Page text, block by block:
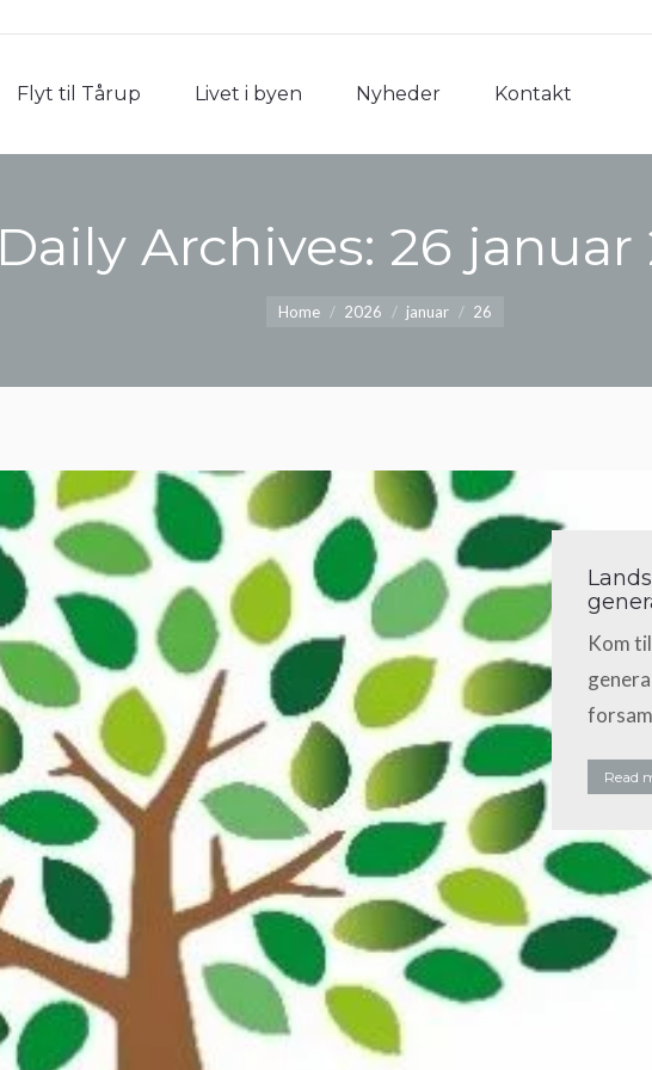
Flyt til Tårup Livet i byen Nyheder Kontakt
Daily Archives: 26 januar
Home 2026 januar 26
Kom
Read
Flyt til Tårup Livet i byen Nyheder Kontakt